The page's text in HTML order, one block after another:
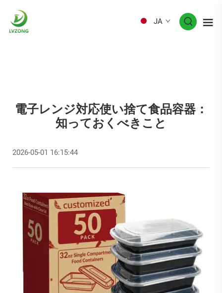
JA
電子レンジ対応使い捨て食品容器：
知っておくべきこと
2026-05-01 16:15:44